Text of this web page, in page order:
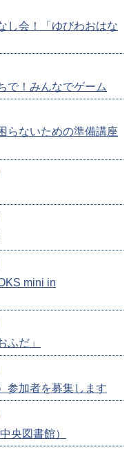
し会！「ゆびわおはな
で！みんなでゲーム
らないための準備講座
mini in
だ」
参加者を募集します
央図書館）